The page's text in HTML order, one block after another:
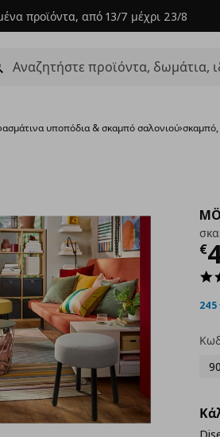
προϊόντα, από 13/7 μέχρι 23/8
υποπόδια & σκαμπό σαλονιού›
€
245